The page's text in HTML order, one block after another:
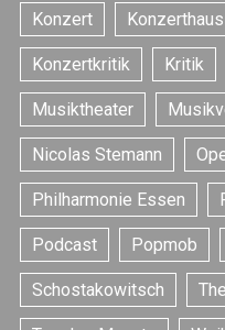
Konzert Konzerthaus
Konzertkritik Kritik
Musiktheater
Nicolas Stemann
Philharmonie Essen
Podcast Popmob
Schostakowitsch